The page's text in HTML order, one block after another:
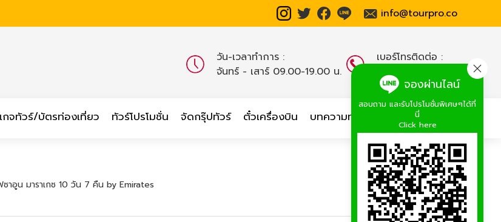
info@tourpro.co
วัน-เวลาทำการ :
จันทร์ - เสาร์ 09.00-19.00 น.
เบอร์โทรติดต่อ :
02-254-9334-8
กจทัวร์/บัตรท่องเที่ยว ทัวร์โปรโมชั่น จัดกรุ๊ปทัวร์ ตั๋วเครื่องบิน บทความท่องเที่ยว เกี่ยวกับเรา
จองผ่านไลน์
สอบถาม และรับโปรโมชั่นพิเศษๆได้ที่
นี่
Click here
ซาอูน มาราเกซ 10 วัน 7 คืน by Emirates